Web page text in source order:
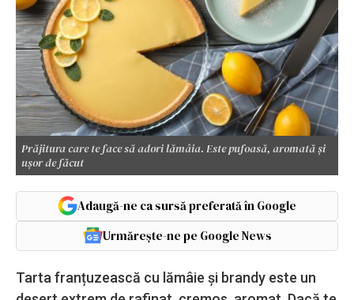
Prăjitura care te face să adori lămâia. Este pufoasă, aromată și
ușor de făcut
Adaugă-ne ca sursă preferată în Google
Urmărește-ne pe Google News
Tarta franțuzească cu lămâie și brandy este un